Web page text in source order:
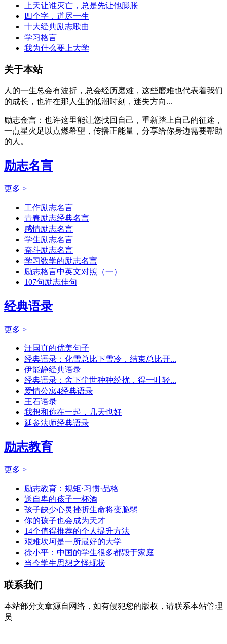
上天让谁灭亡，总是先让他膨胀
四个字，道尽一生
十大经典励志歌曲
学习格言
我为什么要上大学
关于本站
人的一生总会有波折，总会经历磨难，这些磨难也代表着我们
的成长，也许在那人生的低潮时刻，迷失方向...
励志金言：也许这里能让您找回自己，重新踏上自己的征途，
一点星火足以点燃希望，传播正能量，分享给你身边需要帮助
的人。
励志名言
更多 >
工作励志名言
青春励志经典名言
感情励志名言
学生励志名言
奋斗励志名言
学习数学的励志名言
励志格言中英文对照（一）
107句励志佳句
经典语录
更多 >
汪国真的优美句子
经典语录：化雪总比下雪冷，结束总比开...
伊能静经典语录
经典语录：舍下尘世种种纷扰，得一叶轻...
爱情公寓4经典语录
王石语录
我想和你在一起，几天也好
延参法师经典语录
励志教育
更多 >
励志教育：规矩·习惯·品格
送自卑的孩子一杯酒
孩子缺少心灵挫折生命将变脆弱
你的孩子也会成为天才
14个值得推荐的个人提升方法
艰难坎坷是一所最好的大学
徐小平：中国的学生很多都毁于家庭
当今学生思想之怪现状
联系我们
本站部分文章源自网络，如有侵犯您的版权，请联系本站管理
员